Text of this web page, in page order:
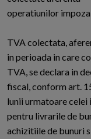
operatiunilor
TVA colectata,
in perioada in care
TVA, se declara in
fiscal, conform art.
lunii urmatoare
pentru livrarile de
achizitiile de bunuri